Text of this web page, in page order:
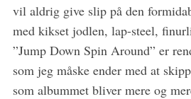
vil aldrig give slip på den
med kikset jodlen, lap-steel,
”Jump Down Spin Around” er
som jeg måske ender med at
som albummet bliver mere og